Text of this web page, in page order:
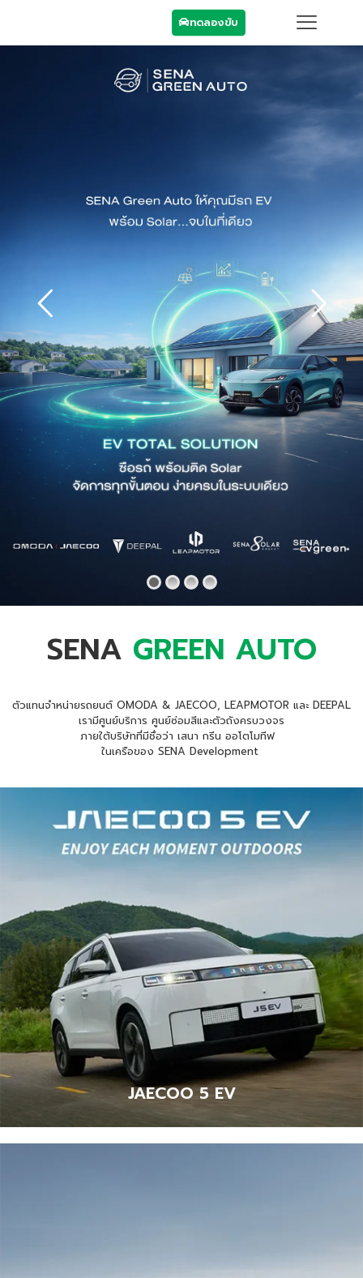
ทดลองขับ
SENA GREEN AUTO
ตัวแทนจำหน่ายรถยนต์ OMODA & JAECOO, LEAPMOTOR และ DEEPAL
เรามีศูนย์บริการ ศูนย์ซ่อมสีและตัวถังครบวงจร
ภายใต้บริษัทที่มีชื่อว่า เสนา กรีน ออโตโมทีฟ
ในเครือของ SENA Development
JAECOO 5 EV